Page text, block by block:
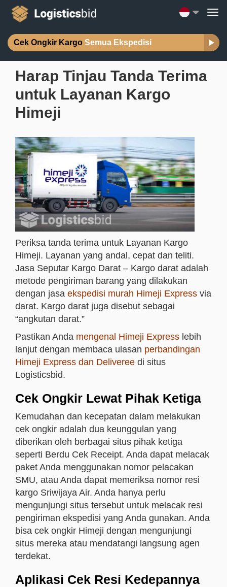
Cek Ongkir Kargo Semua Ekspedisi
Harap Tinjau Tanda Terima
untuk Layanan Kargo
Himeji
Periksa tanda terima untuk Layanan Kargo
Himeji. Layanan yang andal, cepat dan teliti.
Jasa Seputar Kargo Darat – Kargo darat adalah
metode pengiriman barang yang dilakukan
dengan jasa ekspedisi murah Himeji Express via
darat. Kargo darat juga disebut sebagai
“angkutan darat.”
Pastikan Anda mengenal Himeji Express lebih
lanjut dengan membaca ulasan perbandingan
Himeji Express dan Deliveree di situs
Logisticsbid.
Cek Ongkir Lewat Pihak Ketiga
Kemudahan dan kecepatan dalam melakukan
cek ongkir adalah dua keunggulan yang
diberikan oleh berbagai situs pihak ketiga
seperti Berdu Cek Receipt. Anda dapat melacak
paket Anda menggunakan nomor pelacakan
SMU, atau Anda dapat memeriksa nomor resi
kargo Sriwijaya Air. Anda hanya perlu
mengunjungi situs tersebut untuk melacak resi
pengiriman ekspedisi yang Anda gunakan. Anda
bisa cek ongkir Himeji dengan mengunjungi
situs mereka atau mendatangi langsung agen
terdekat.
Aplikasi Cek Resi Kedepannya